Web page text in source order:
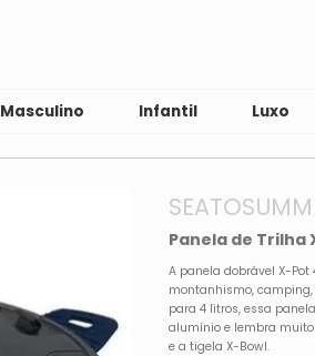
Masculino Infantil Luxo
Panela de Trilha
A panela dobrável X-
montanhismo,
para 4 litros, essa
alumínio e lembra muito
e a tigela X-Bowl.